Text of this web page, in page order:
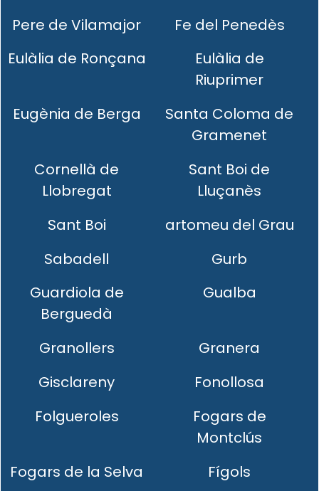
Pere de Vilamajor
Fe del Penedès
Eulàlia de Ronçana
Eulàlia de
Riuprimer
Eugènia de Berga
Santa Coloma de
Gramenet
Cornellà de
Llobregat
Sant Boi de
Lluçanès
Sant Boi
artomeu del Grau
Sabadell
Gurb
Guardiola de
Berguedà
Gualba
Granollers
Granera
Gisclareny
Fonollosa
Folgueroles
Fogars de
Montclús
Fogars de la Selva
Fígols